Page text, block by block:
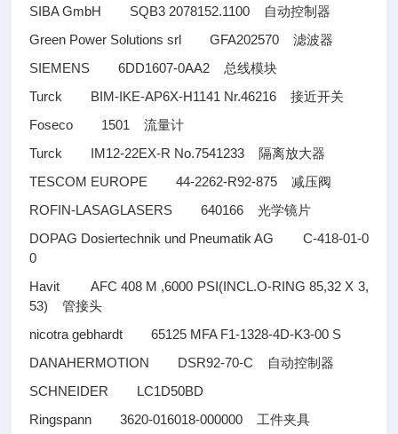
SIBA GmbH SQB3 2078152.1100 自动控制器
Green Power Solutions srl GFA202570滤波器
SIEMENS 6DD1607-0AA2 总线模块
Turck BIM-IKE-AP6X-H1141 Nr.46216接近开关
Foseco 1501流量计
Turck IM12-22EX-R No.7541233 隔离放大器
TESCOM EUROPE 44-2262-R92-875减压阀
ROFIN-LASAGLASERS 640166光学镜片
DOPAG Dosiertechnik und Pneumatik AG C-418-01-0
0
Havit AFC 408 M ,6000 PSI(INCL.O-RING 85,32 X 3,
53)管接头
nicotra gebhardt 65125 MFA F1-1328-4D-K3-00 S
DANAHERMOTION DSR92-70-C
自动控制器
SCHNEIDER LC1D50BD
Ringspann 3620-016018-000000 工件夹具